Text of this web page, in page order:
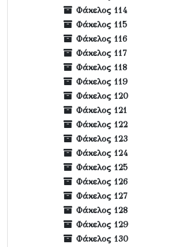
Φάκελος 114
Φάκελος 115
Φάκελος 116
Φάκελος 117
Φάκελος 118
Φάκελος 119
Φάκελος 120
Φάκελος 121
Φάκελος 122
Φάκελος 123
Φάκελος 124
Φάκελος 125
Φάκελος 126
Φάκελος 127
Φάκελος 128
Φάκελος 129
Φάκελος 130